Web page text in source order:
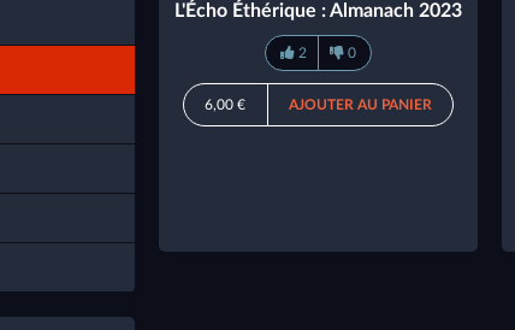
L'Écho Éthérique : Almanach 2023
2 0
6,00 € AJOUTER AU PANIER